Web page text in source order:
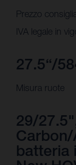
Prezzo
IVA legale in
27.5“/
Misura ruote
29/
Carbon/
batteria